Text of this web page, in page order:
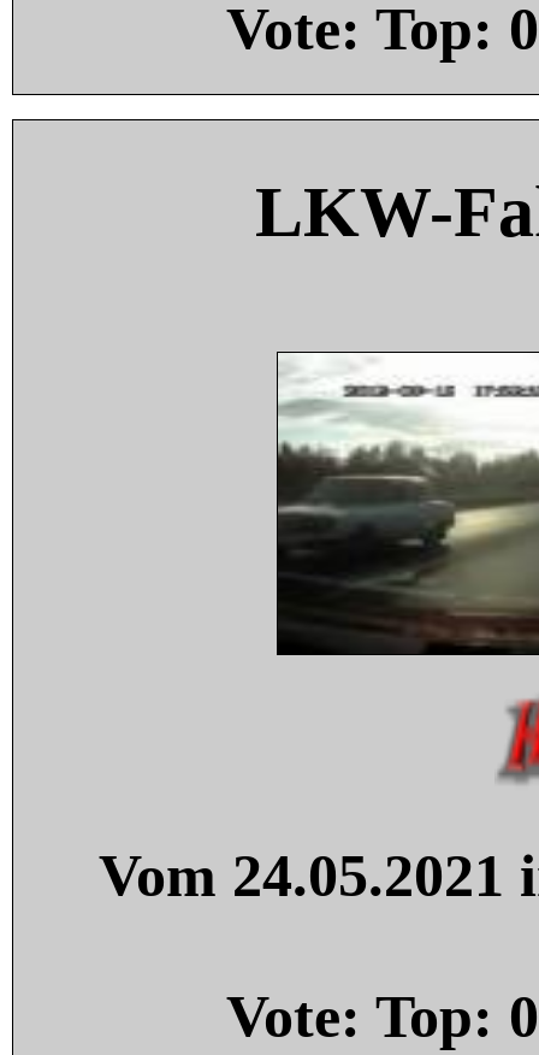
Vote: Top: 0
LKW-
Vom
Vote: Top: 0